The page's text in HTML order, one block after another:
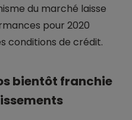
du marché laisse
pour 2020
conditions de crédit.
bientôt franchie